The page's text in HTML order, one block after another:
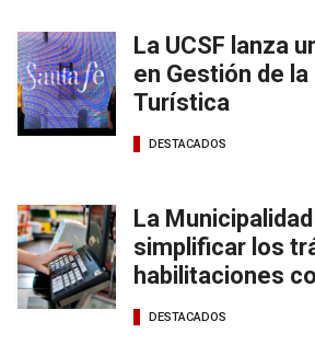
La UCSF lanza
en Gestión de
Turística
DESTACADOS
La
simplificar los
habilitaciones
DESTACADOS